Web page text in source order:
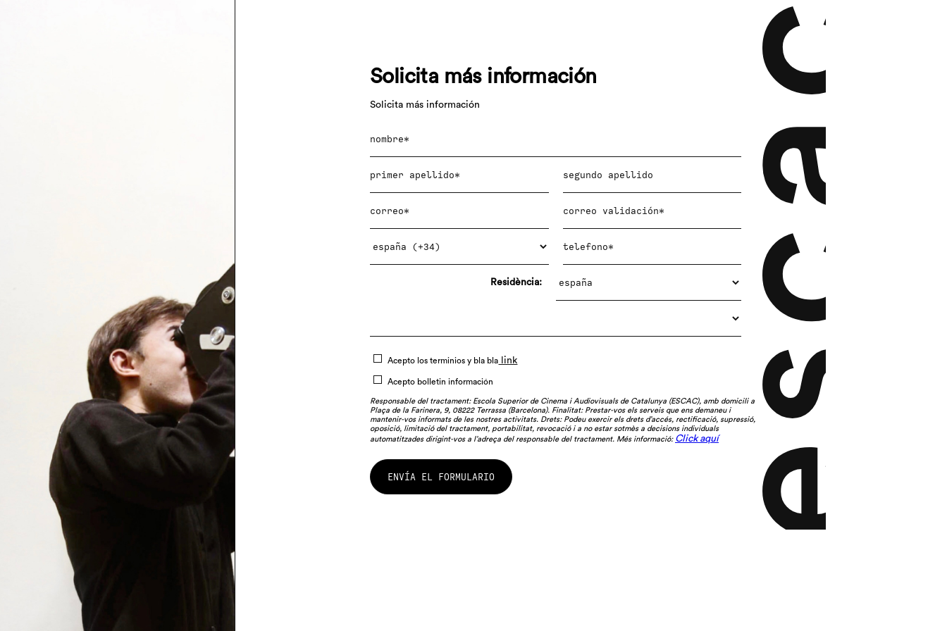
Solicita más información
Solicita más información
Residència:
Acepto los terminios y bla bla link
Acepto bolletin información
Responsable del tractament: Escola Superior de Cinema i Audiovisuals de Catalunya (ESCAC), amb domicili a
Plaça de la Farinera, 9, 08222 Terrassa (Barcelona). Finalitat: Prestar-vos els serveis que ens demaneu i
mantenir-vos informats de les nostres activitats. Drets: Podeu exercir els drets d’accés, rectificació, supressió,
oposició, limitació del tractament, portabilitat, revocació i a no estar sotmès a decisions individuals
automatitzades dirigint-vos a l’adreça del responsable del tractament. Més informació: Click aquí
ENVÍA EL FORMULARIO